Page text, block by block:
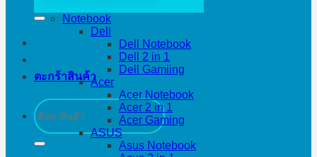
ตะกร้าสินค้า
ค้นหา:
Notebook
Dell
Dell Notebook
Dell 2 in 1
Dell Gamiing
Acer
Acer Notebook
Acer 2 in 1
Acer Gaming
ASUS
Asus Notebook